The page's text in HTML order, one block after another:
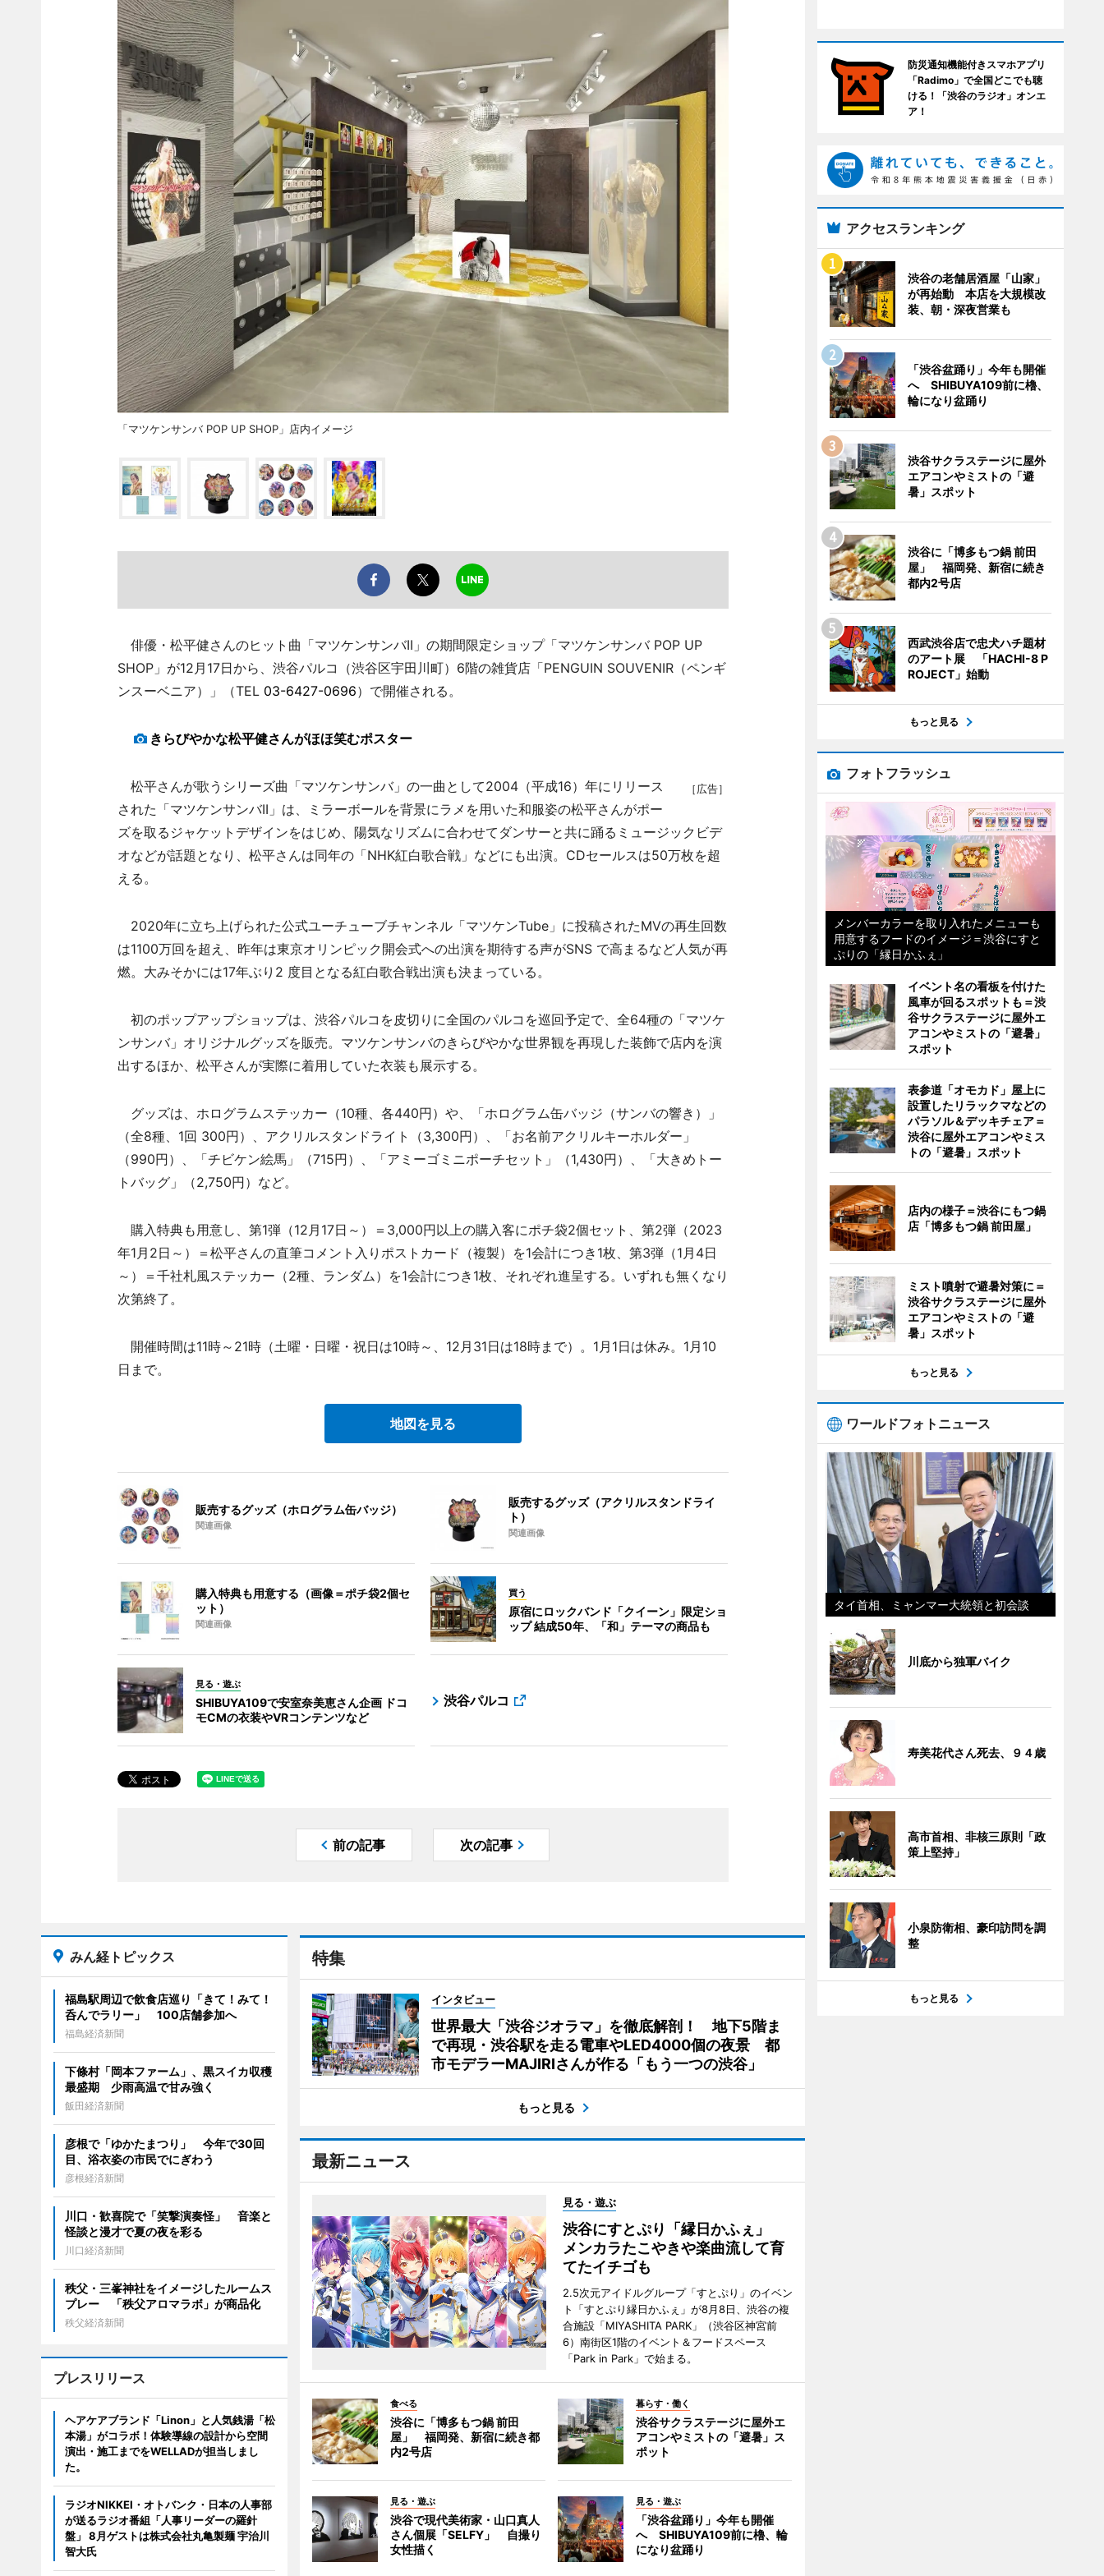
「マツケンサンバ POP UP SHOP」店内イメージ
俳優・松平健さんのヒット曲「マツケンサンバII」の期間限定ショップ「マツケンサンバ POP UP
SHOP」が12月17日から、渋谷パルコ（渋谷区宇田川町）6階の雑貨店「PENGUIN SOUVENIR（ペンギ
ンスーベニア）」（TEL 03-6427-0696）で開催される。
きらびやかな松平健さんがほほ笑むポスター
［広告］
松平さんが歌うシリーズ曲「マツケンサンバ」の一曲として2004（平成16）年にリリース
された「マツケンサンバII」は、ミラーボールを背景にラメを用いた和服姿の松平さんがポー
ズを取るジャケットデザインをはじめ、陽気なリズムに合わせてダンサーと共に踊るミュージックビデ
オなどが話題となり、松平さんは同年の「NHK紅白歌合戦」などにも出演。CDセールスは50万枚を超
える。
2020年に立ち上げられた公式ユーチューブチャンネル「マツケンTube」に投稿されたMVの再生回数
は1100万回を超え、昨年は東京オリンピック開会式への出演を期待する声がSNS で高まるなど人気が再
燃。大みそかには17年ぶり2 度目となる紅白歌合戦出演も決まっている。
初のポップアップショップは、渋谷パルコを皮切りに全国のパルコを巡回予定で、全64種の「マツケ
ンサンバ」オリジナルグッズを販売。マツケンサンバのきらびやかな世界観を再現した装飾で店内を演
出するほか、松平さんが実際に着用していた衣装も展示する。
グッズは、ホログラムステッカー（10種、各440円）や、「ホログラム缶バッジ（サンバの響き）」
（全8種、1回 300円）、アクリルスタンドライト（3,300円）、「お名前アクリルキーホルダー」
（990円）、「チビケン絵馬」（715円）、「アミーゴミニポーチセット」（1,430円）、「大きめトー
トバッグ」（2,750円）など。
購入特典も用意し、第1弾（12月17日～）＝3,000円以上の購入客にポチ袋2個セット、第2弾（2023
年1月2日～）＝松平さんの直筆コメント入りポストカード（複製）を1会計につき1枚、第3弾（1月4日
～）＝千社札風ステッカー（2種、ランダム）を1会計につき1枚、それぞれ進呈する。いずれも無くなり
次第終了。
開催時間は11時～21時（土曜・日曜・祝日は10時～、12月31日は18時まで）。1月1日は休み。1月10
日まで。
地図を見る
販売するグッズ（ホログラム缶バッジ）
関連画像
販売するグッズ（アクリルスタンドライ
ト）
関連画像
購入特典も用意する（画像＝ポチ袋2個セ
ット）
関連画像
買う
原宿にロックバンド「クイーン」限定ショ
ップ 結成50年、「和」テーマの商品も
見る・遊ぶ
SHIBUYA109で安室奈美恵さん企画 ドコ
モCMの衣装やVRコンテンツなど
渋谷パルコ
前の記事 次の記事
特集
インタビュー
世界最大「渋谷ジオラマ」を徹底解剖！ 地下5階ま
で再現・渋谷駅を走る電車やLED4000個の夜景 都
市モデラーMAJIRIさんが作る「もう一つの渋谷」
もっと見る
最新ニュース
見る・遊ぶ
渋谷にすとぷり「縁日かふぇ」
メンカラたこやきや楽曲流して育
てたイチゴも
2.5次元アイドルグループ「すとぷり」のイベン
ト「すとぷり縁日かふぇ」が8月8日、渋谷の複
合施設「MIYASHITA PARK」（渋谷区神宮前
6）南街区1階のイベント＆フードスペース
「Park in Park」で始まる。
食べる
渋谷に「博多もつ鍋 前田
屋」 福岡発、新宿に続き都
内2号店
暮らす・働く
渋谷サクラステージに屋外エ
アコンやミストの「避暑」ス
ポット
見る・遊ぶ
渋谷で現代美術家・山口真人
さん個展「SELFY」 自撮り
女性描く
見る・遊ぶ
「渋谷盆踊り」今年も開催
へ SHIBUYA109前に櫓、輪
になり盆踊り
みん経トピックス
福島駅周辺で飲食店巡り「きて！みて！
呑んでラリー」 100店舗参加へ
福島経済新聞
下條村「岡本ファーム」、黒スイカ収穫
最盛期 少雨高温で甘み強く
飯田経済新聞
彦根で「ゆかたまつり」 今年で30回
目、浴衣姿の市民でにぎわう
彦根経済新聞
川口・歓喜院で「笑撃演奏怪」 音楽と
怪談と漫才で夏の夜を彩る
川口経済新聞
秩父・三峯神社をイメージしたルームス
プレー 「秩父アロマラボ」が商品化
秩父経済新聞
プレスリリース
ヘアケアブランド「Linon」と人気銭湯「松
本湯」がコラボ！体験導線の設計から空間
演出・施工までをWELLADが担当しまし
た。
ラジオNIKKEI・オトバンク・日本の人事部
が送るラジオ番組「人事リーダーの羅針
盤」 8月ゲストは株式会社丸亀製麺 宇治川
智大氏
防災通知機能付きスマホアプリ
「Radimo」で全国どこでも聴
ける！「渋谷のラジオ」オンエ
ア！
アクセスランキング
渋谷の老舗居酒屋「山家」
が再始動 本店を大規模改
装、朝・深夜営業も
「渋谷盆踊り」今年も開催
へ SHIBUYA109前に櫓、
輪になり盆踊り
渋谷サクラステージに屋外
エアコンやミストの「避
暑」スポット
渋谷に「博多もつ鍋 前田
屋」 福岡発、新宿に続き
都内2号店
西武渋谷店で忠犬ハチ題材
のアート展 「HACHI-8 P
ROJECT」始動
もっと見る
フォトフラッシュ
メンバーカラーを取り入れたメニューも
用意するフードのイメージ＝渋谷にすと
ぷりの「縁日かふぇ」
イベント名の看板を付けた
風車が回るスポットも＝渋
谷サクラステージに屋外エ
アコンやミストの「避暑」
スポット
表参道「オモカド」屋上に
設置したリラックマなどの
パラソル＆デッキチェア＝
渋谷に屋外エアコンやミス
トの「避暑」スポット
店内の様子＝渋谷にもつ鍋
店「博多もつ鍋 前田屋」
ミスト噴射で避暑対策に＝
渋谷サクラステージに屋外
エアコンやミストの「避
暑」スポット
もっと見る
ワールドフォトニュース
タイ首相、ミャンマー大統領と初会談
川底から独軍バイク
寿美花代さん死去、９４歳
高市首相、非核三原則「政
策上堅持」
小泉防衛相、豪印訪問を調
整
もっと見る